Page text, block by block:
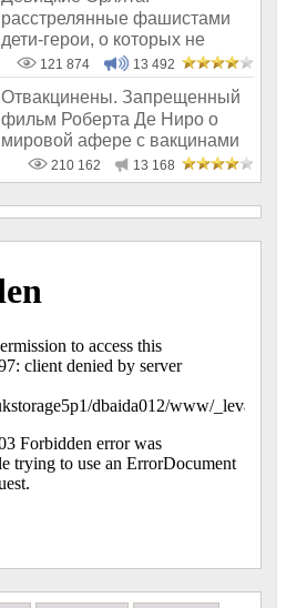
расстрелянные фашистами
дети-герои, о которых не
рассказывают в шк
121 874 13 492
Отвакцинены. Запрещенный
фильм Роберта Де Ниро о
мировой афере с вакцинами
210 162 13 168